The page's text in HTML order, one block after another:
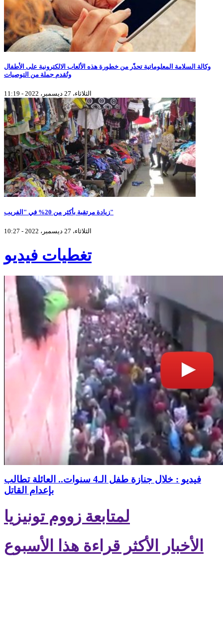
وكالة السلامة المعلوماتية تحذّر من خطورة هذه الألعاب الالكترونية على الأطفال
وتُقدم جملة من التوصيات
الثلاثاء، 27 ديسمبر، 2022 - 11:19
زيادة مرتقبة بأكثر من 20% في "الفريب"
الثلاثاء، 27 ديسمبر، 2022 - 10:27
تغطيات فيديو
فيديو : خلال جنازة طفل الـ4 سنوات.. العائلة تطالب
بإعدام القاتل
لمتابعة زووم تونيزيا
الأخبار الأكثر قراءة هذا الأسبوع